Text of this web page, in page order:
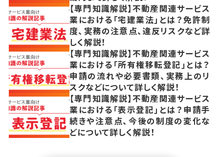
【専門知識解説】不動産関連サービス
業における「宅建業法」とは？免許制
度、実務の注意点、違反リスクなど詳
しく解説！
【専門知識解説】不動産関連サービス
業における「所有権移転登記」とは？
申請の流れや必要書類、実務上のリ
スクなどについて詳しく解説！
【専門知識解説】不動産関連サービス
業における「表示登記」とは？申請手
続きや注意点、今後の制度の変化な
どについて詳しく解説！